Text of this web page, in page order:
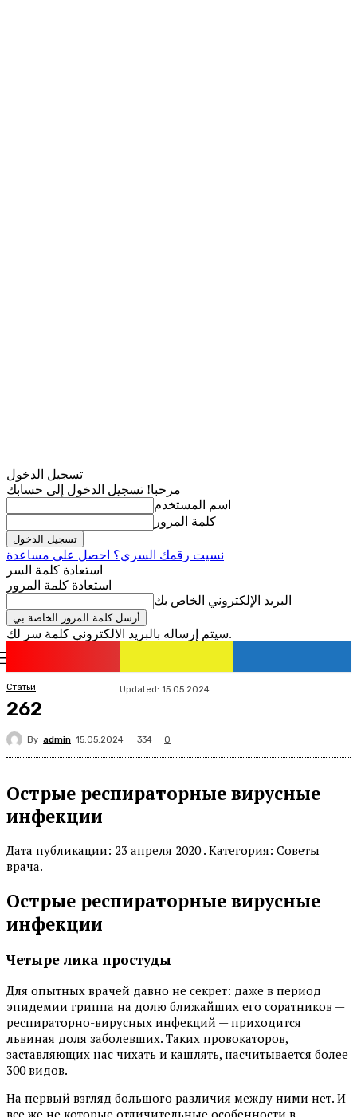
تسجيل الدخول
مرحبا! تسجيل الدخول إلى حسابك
اسم المستخدم
كلمة المرور
نسيت رقمك السري؟ احصل على مساعدة
استعادة كلمة السر
استعادة كلمة المرور
البريد الإلكتروني الخاص بك
سيتم إرساله بالبريد الالكتروني كلمة سر لك.
Статьи Updated: 15.05.2024
262
By admin 15.05.2024 334 0
Острые респираторные вирусные
инфекции
Дата публикации: 23 апреля 2020 . Категория: Советы
врача.
Острые респираторные вирусные
инфекции
Четыре лика простуды
Для опытных врачей давно не секрет: даже в период
эпидемии гриппа на долю ближайших его соратников —
респираторно-вирусных инфекций — приходится
львиная доля заболевших. Таких провокаторов,
заставляющих нас чихать и кашлять, насчитывается более
300 видов.
На первый взгляд большого различия между ними нет. И